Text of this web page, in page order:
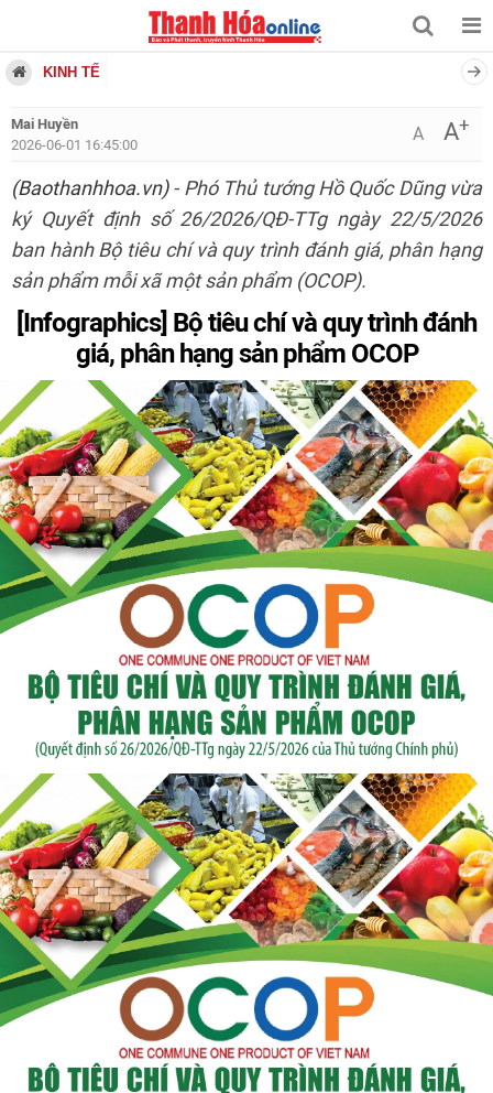
KINH TẾ
Mai Huyền
2026-06-01 16:45:00
A A+
(Baothanhhoa.vn)- Phó Thủ tướng Hồ Quốc Dũng vừa
ký Quyết định số 26/2026/QĐ-TTg ngày 22/5/2026
ban hành Bộ tiêu chí và quy trình đánh giá, phân hạng
sản phẩm mỗi xã một sản phẩm (OCOP).
[Infographics] Bộ tiêu chí và quy trình đánh
giá, phân hạng sản phẩm OCOP